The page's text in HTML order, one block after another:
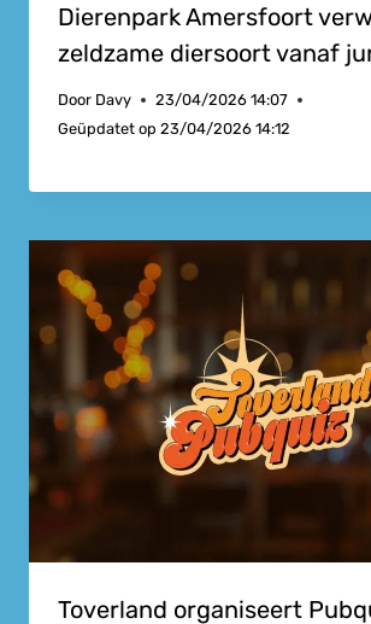
Dierenpark Amersfoort
zeldzame diersoort vanaf
Door Davy
23/04/2026 14:07
Geüpdatet op 23/04/2026 14:12
Toverland organiseert